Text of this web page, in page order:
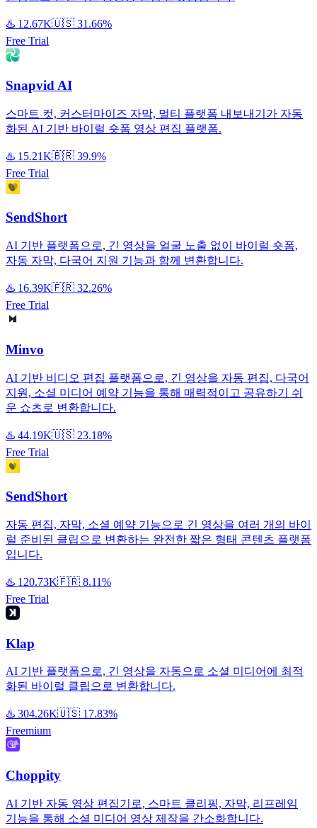
♨️ 12.67K🇺🇸 31.66%
Free Trial
Snapvid AI
스마트 컷, 커스터마이즈 자막, 멀티 플랫폼 내보내기가 자동
화된 AI 기반 바이럴 숏폼 영상 편집 플랫폼.
♨️ 15.21K🇧🇷 39.9%
Free Trial
SendShort
AI 기반 플랫폼으로, 긴 영상을 얼굴 노출 없이 바이럴 숏폼,
자동 자막, 다국어 지원 기능과 함께 변환합니다.
♨️ 16.39K🇫🇷 32.26%
Free Trial
Minvo
AI 기반 비디오 편집 플랫폼으로, 긴 영상을 자동 편집, 다국어
지원, 소셜 미디어 예약 기능을 통해 매력적이고 공유하기 쉬
운 쇼츠로 변환합니다.
♨️ 44.19K🇺🇸 23.18%
Free Trial
SendShort
자동 편집, 자막, 소셜 예약 기능으로 긴 영상을 여러 개의 바이
럴 준비된 클립으로 변환하는 완전한 짧은 형태 콘텐츠 플랫폼
입니다.
♨️ 120.73K🇫🇷 8.11%
Free Trial
Klap
AI 기반 플랫폼으로, 긴 영상을 자동으로 소셜 미디어에 최적
화된 바이럴 클립으로 변환합니다.
♨️ 304.26K🇺🇸 17.83%
Freemium
Choppity
AI 기반 자동 영상 편집기로, 스마트 클리핑, 자막, 리프레임
기능을 통해 소셜 미디어 영상 제작을 간소화합니다.